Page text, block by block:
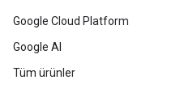
Google Cloud Platform
Google AI
Tüm ürünler